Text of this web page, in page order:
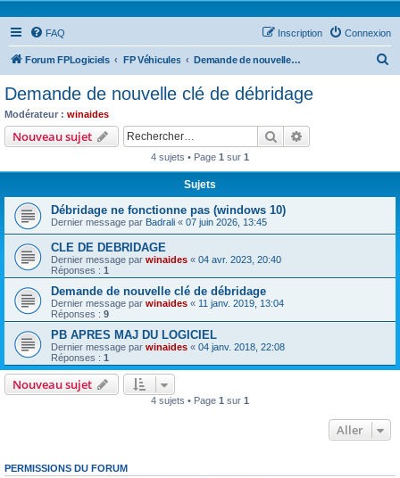
FAQ Connexion
Inscription
Forum FPLogiciels FP Véhicules Demande de nouvelle clé de débridage
Demande de nouvelle clé de débridage
Modérateur : winaides
Nouveau sujet Rechercher
4 sujets • Page 1 sur 1
Sujets
Débridage ne fonctionne pas (windows 10)
Dernier message par Badrali « 07 juin 2026, 13:45
CLE DE DEBRIDAGE
Dernier message par winaides « 04 avr. 2023, 20:40
Réponses : 1
Demande de nouvelle clé de débridage
Dernier message par winaides « 11 janv. 2019, 13:04
Réponses : 9
PB APRES MAJ DU LOGICIEL
Dernier message par winaides « 04 janv. 2018, 22:08
Réponses : 1
Nouveau sujet
4 sujets • Page 1 sur 1
Aller
PERMISSIONS DU FORUM